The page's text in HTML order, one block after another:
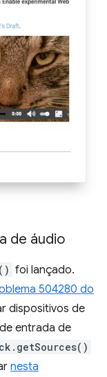
de áudio
foi lançado.
504280 do
dispositivos de
entrada de
nesta